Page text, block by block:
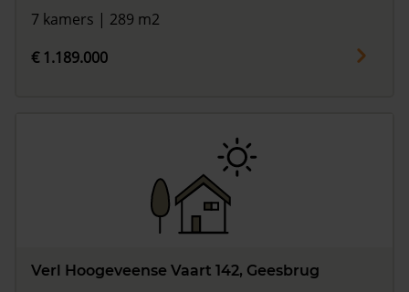
7 kamers | 289 m2
€ 1.189.000
Verl Hoogeveense Vaart 142, Geesbrug